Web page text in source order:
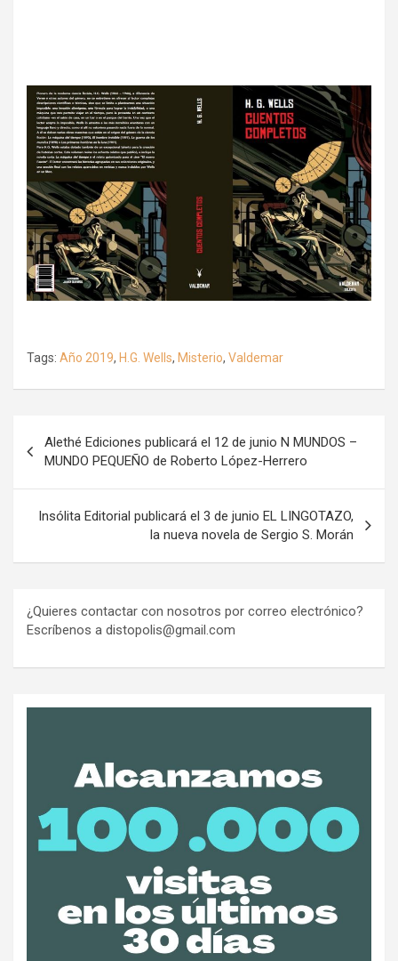
Tags: Año 2019, H.G. Wells, Misterio, Valdemar
de
entradas
Alethé Ediciones publicará el 12 de junio N MUNDOS –
MUNDO PEQUEÑO de Roberto López-Herrero
Insólita Editorial publicará el 3 de junio EL LINGOTAZO,
la nueva novela de Sergio S. Morán
¿Quieres contactar con nosotros por correo electrónico?
Escríbenos a distopolis@gmail.com